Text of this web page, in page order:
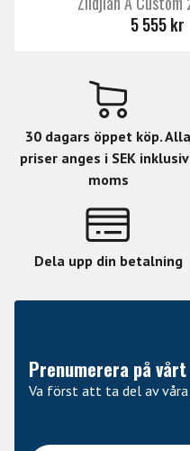
5 555 kr
30 dagars öppet köp. Alla
priser anges i SEK
moms
Dela upp din betalning
Prenumerera på
Va först att ta del av våra